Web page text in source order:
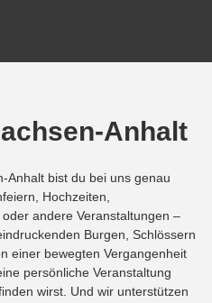
Anhalt
Anhalt bist du bei uns genau
Hochzeiten,
andere Veranstaltungen –
Burgen, Schlössern
einer bewegten Vergangenheit
persönliche Veranstaltung
wirst. Und wir unterstützen